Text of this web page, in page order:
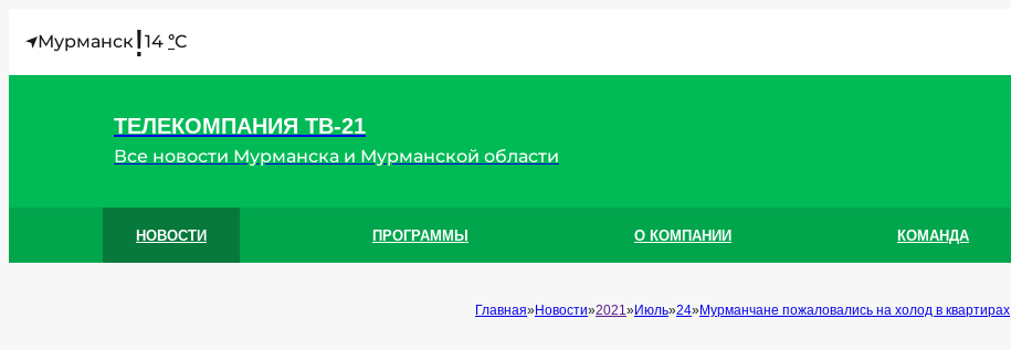
Мурманск!14 °C
ТЕЛЕКОМПАНИЯ ТВ-21
Все новости Мурманска и Мурманской области
НОВОСТИ ПРОГРАММЫ О КОМПАНИИ КОМАНДА
Главная Новости 2021 Июль 24 Мурманчане пожаловались на холод в квартирах